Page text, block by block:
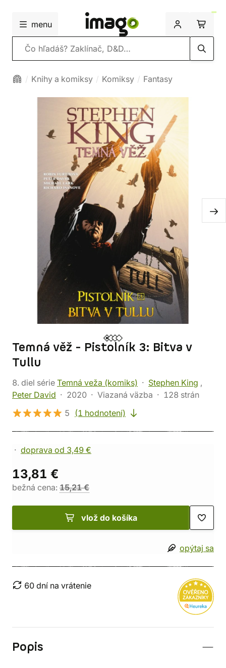
menu
Vyhľadávanie
Knihy a komiksy Komiksy Fantasy
Temná věž - Pistolník 3: Bitva v
Tullu
8. diel série Temná veža (komiks) Stephen King ,
Peter David
2020 Viazaná väzba
128 strán
5
(1 hodnotení)
doprava od 3,49 €
13,81 €
bežná cena: 15,21 €
vlož do košíka
opýtaj sa
60 dní na vrátenie
Popis